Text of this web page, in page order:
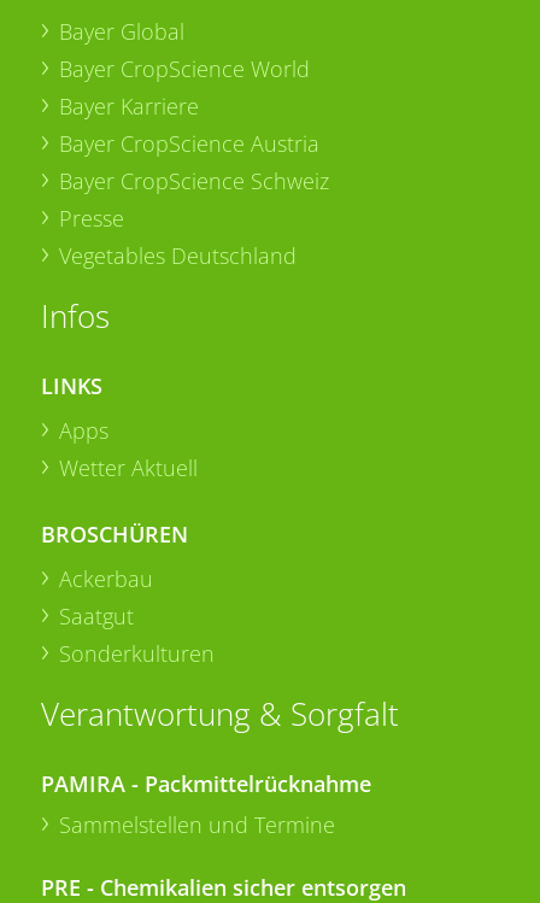
Bayer Global
Bayer CropScience World
Bayer Karriere
Bayer CropScience Austria
Bayer CropScience Schweiz
Presse
Vegetables Deutschland
Infos
LINKS
Apps
Wetter Aktuell
BROSCHÜREN
Ackerbau
Saatgut
Sonderkulturen
Verantwortung & Sorgfalt
PAMIRA - Packmittelrücknahme
Sammelstellen und Termine
PRE - Chemikalien sicher entsorgen